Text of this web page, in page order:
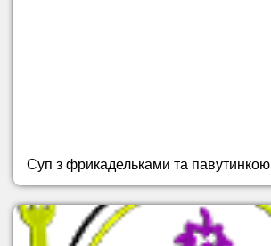
Суп з фрикадельками та павутинкою